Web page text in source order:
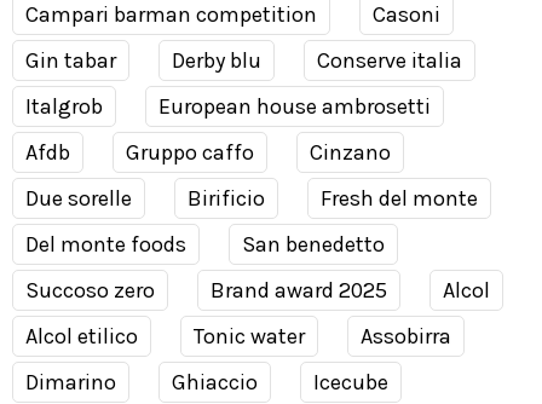
Campari barman competition
Casoni
Gin tabar
Derby blu
Conserve italia
Italgrob
European house ambrosetti
Afdb
Gruppo caffo
Cinzano
Due sorelle
Birificio
Fresh del monte
Del monte foods
San benedetto
Succoso zero
Brand award 2025
Alcol
Alcol etilico
Tonic water
Assobirra
Dimarino
Ghiaccio
Icecube